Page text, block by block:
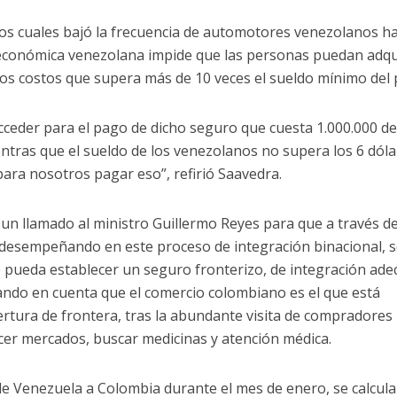
cuales bajó la frecuencia de automotores venezolanos
venezolana impide que las personas puedan
costos que supera más de 10 veces el sueldo mínimo del
para el pago de dicho seguro que cuesta 1.000.000 de
que el sueldo de los venezolanos no supera los 6
nosotros pagar eso”, refirió Saavedra.
llamado al ministro Guillermo Reyes para que a través
en este proceso de integración binacional,
establecer un seguro fronterizo, de integración
en cuenta que el comercio colombiano es el que está
de frontera, tras la abundante visita de compradores
mercados, buscar medicinas y atención médica.
Venezuela a Colombia durante el mes de enero, se